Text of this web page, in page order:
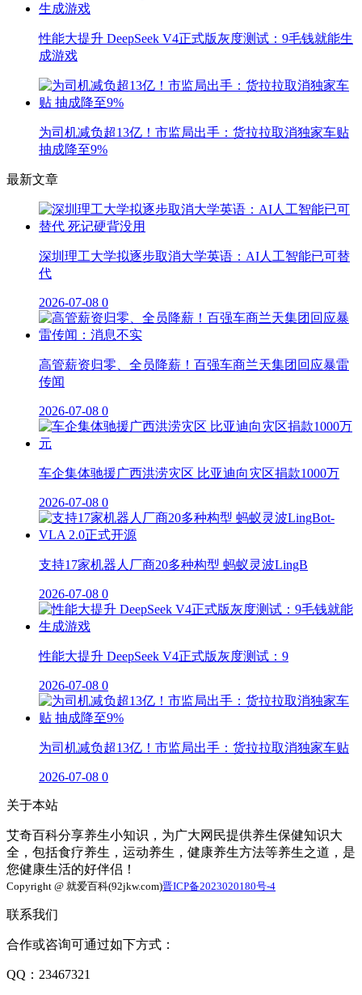
性能大提升 DeepSeek V4正式版灰度测试：9毛钱就能生
成游戏
为司机减负超13亿！市监局出手：货拉拉取消独家车贴
抽成降至9%
最新文章
深圳理工大学拟逐步取消大学英语：AI人工智能已可替
代
2026-07-08 0
高管薪资归零、全员降薪！百强车商兰天集团回应暴雷
传闻
2026-07-08 0
车企集体驰援广西洪涝灾区 比亚迪向灾区捐款1000万
2026-07-08 0
支持17家机器人厂商20多种构型 蚂蚁灵波LingB
2026-07-08 0
性能大提升 DeepSeek V4正式版灰度测试：9
2026-07-08 0
为司机减负超13亿！市监局出手：货拉拉取消独家车贴
2026-07-08 0
关于本站
艾奇百科分享养生小知识，为广大网民提供养生保健知识大
全，包括食疗养生，运动养生，健康养生方法等养生之道，是
您健康生活的好伴侣！
Copyright @ 就爱百科(92jkw.com)晋ICP备2023020180号-4
联系我们
合作或咨询可通过如下方式：
QQ：23467321